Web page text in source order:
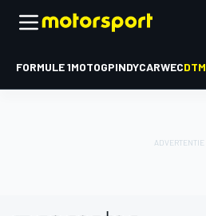
FORMULE 1MOTOGPINDYCARWECDTM